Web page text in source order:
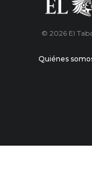
© 2026 El
Quiénes